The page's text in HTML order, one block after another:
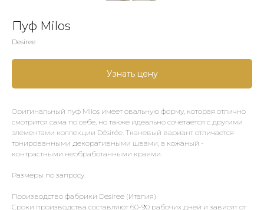
Пуф Milos
Desiree
Узнать цену
Оригинальный пуф Milos имеет овальную форму, которая отлично
смотрится сама по себе, но также идеально сочетается с другими
элементами коллекции Désirée. Тканевый вариант отличается
тонированными декоративными швами, а кожаный -
контрастными необработанными краями.
Размеры по запросу.
Производство фабрики Desiree (Италия)
Сроки производства составляют 60-90 рабочих дней и зависят от